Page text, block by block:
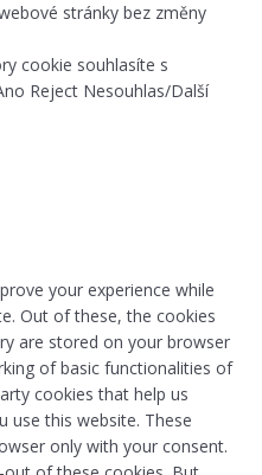
stránky bez změny
cookie souhlasíte s
Reject Nesouhlas/Další
your experience while
Out of these, the cookies
are stored on your browser
of basic functionalities of
cookies that help us
use this website. These
only with your consent.